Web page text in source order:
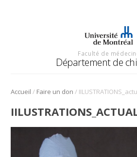
Faculté de
Département de
Accueil / Faire un don /